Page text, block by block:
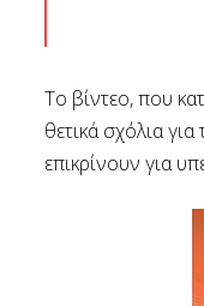
Το βίντεο, που
θετικά σχόλια
επικρίνουν για